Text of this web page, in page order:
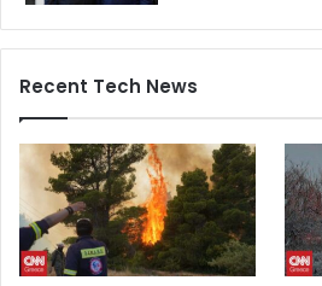
Recent Tech News